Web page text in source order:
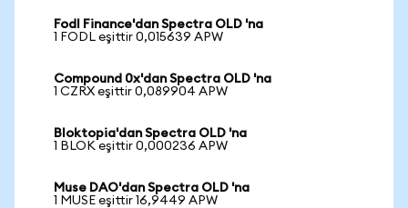
Fodl Finance'dan Spectra OLD 'na
1 FODL eşittir 0,015639 APW
Compound 0x'dan Spectra OLD 'na
1 CZRX eşittir 0,089904 APW
Bloktopia'dan Spectra OLD 'na
1 BLOK eşittir 0,000236 APW
Muse DAO'dan Spectra OLD 'na
1 MUSE eşittir 16,9449 APW